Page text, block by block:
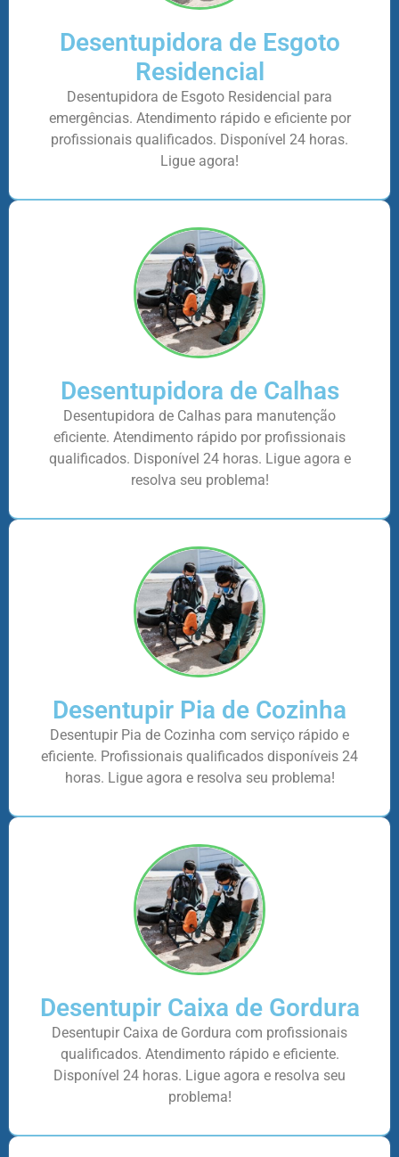
Desentupidora de Esgoto
Residencial
Desentupidora de Esgoto Residencial para
emergências. Atendimento rápido e eficiente por
profissionais qualificados. Disponível 24 horas.
Ligue agora!
Desentupidora de Calhas
Desentupidora de Calhas para manutenção
eficiente. Atendimento rápido por profissionais
qualificados. Disponível 24 horas. Ligue agora e
resolva seu problema!
Desentupir Pia de Cozinha
Desentupir Pia de Cozinha com serviço rápido e
eficiente. Profissionais qualificados disponíveis 24
horas. Ligue agora e resolva seu problema!
Desentupir Caixa de Gordura
Desentupir Caixa de Gordura com profissionais
qualificados. Atendimento rápido e eficiente.
Disponível 24 horas. Ligue agora e resolva seu
problema!